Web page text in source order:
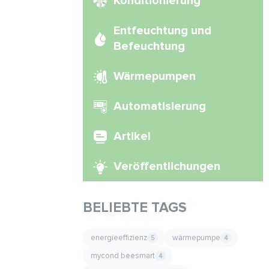
Entfeuchtung und
Befeuchtung
Wärmepumpen
Automatisierung
Artikel
Veröffentlichungen
BELIEBTE TAGS
energieeffizienz 5 wärmepumpe 4
mycond beesmart 4